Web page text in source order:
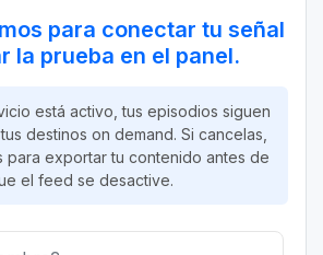
para conectar tu señal
la prueba en el panel.
está activo, tus episodios siguen
destinos on demand. Si cancelas,
para exportar tu contenido antes de
el feed se desactive.